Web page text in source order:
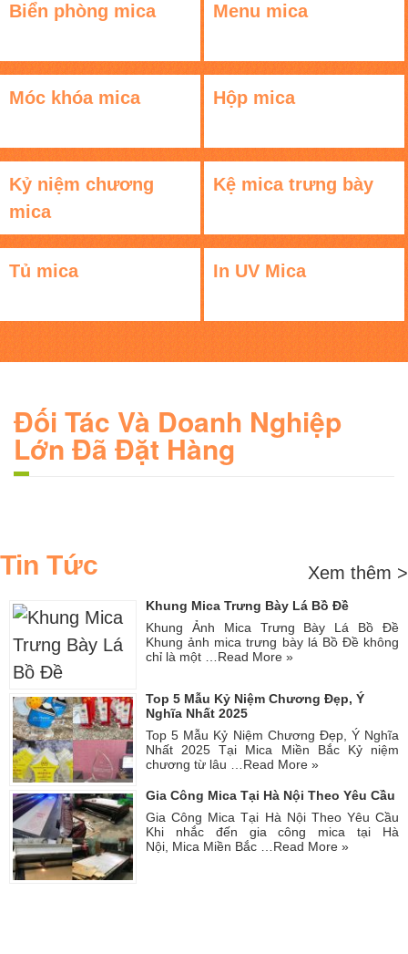
Biển phòng mica Menu mica
Móc khóa mica Hộp mica
Kỷ niệm chương
mica
Kệ mica trưng bày
Tủ mica In UV Mica
Đối Tác Và Doanh Nghiệp
Lớn Đã Đặt Hàng
Tin Tức Xem thêm >
Khung Mica Trưng Bày Lá Bồ Đề
Khung Ảnh Mica Trưng Bày Lá Bồ Đề
Khung ảnh mica trưng bày lá Bồ Đề không
chỉ là một … Read More »
Top 5 Mẫu Kỷ Niệm Chương Đẹp, Ý
Nghĩa Nhất 2025
Top 5 Mẫu Kỷ Niệm Chương Đẹp, Ý Nghĩa
Nhất 2025 Tại Mica Miền Bắc Kỷ niệm
chương từ lâu … Read More »
Gia Công Mica Tại Hà Nội Theo Yêu Cầu
Gia Công Mica Tại Hà Nội Theo Yêu Cầu
Khi nhắc đến gia công mica tại Hà
Nội, Mica Miền Bắc …Read More »